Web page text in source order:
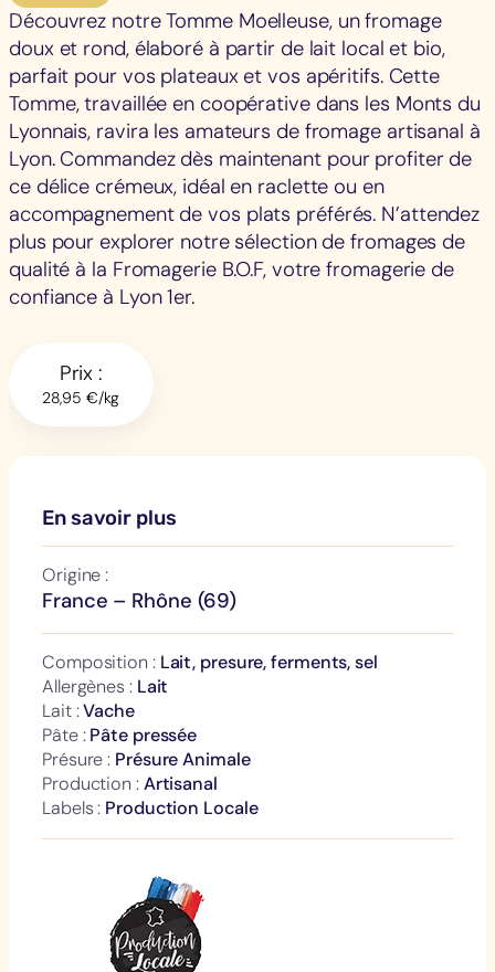
Découvrez notre Tomme Moelleuse, un fromage
doux et rond, élaboré à partir de lait local et bio,
parfait pour vos plateaux et vos apéritifs. Cette
Tomme, travaillée en coopérative dans les Monts du
Lyonnais, ravira les amateurs de fromage artisanal à
Lyon. Commandez dès maintenant pour profiter de
ce délice crémeux, idéal en raclette ou en
accompagnement de vos plats préférés. N’attendez
plus pour explorer notre sélection de fromages de
qualité à la Fromagerie B.O.F, votre fromagerie de
confiance à Lyon 1er.
Prix :
28,95 €/kg
En savoir plus
Origine :
France – Rhône (69)
Composition : Lait, presure, ferments, sel
Allergènes : Lait
Lait :Vache
Pâte : Pâte pressée
Présure : Présure Animale
Production :Artisanal
Labels : Production Locale